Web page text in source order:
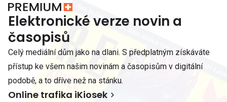
Elektronické verze novin a
časopisů
Celý mediální dům jako na dlani. S předplatným získáváte
přístup ke všem našim novinám a časopisům v digitální
podobě, a to dříve než na stánku.
Online trafika iKiosek